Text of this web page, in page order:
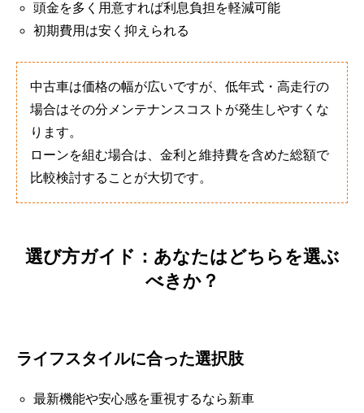
頭金を多く用意すれば利息負担を軽減可能
初期費用は安く抑えられる
中古車は価格の幅が広いですが、低年式・高走行の
場合はその分メンテナンスコストが発生しやすくな
ります。
ローンを組む場合は、金利と維持費を含めた総額で
比較検討することが大切です。
選び方ガイド：あなたはどちらを選ぶ
べきか？
ライフスタイルに合った選択肢
最新機能や安心感を重視するなら新車